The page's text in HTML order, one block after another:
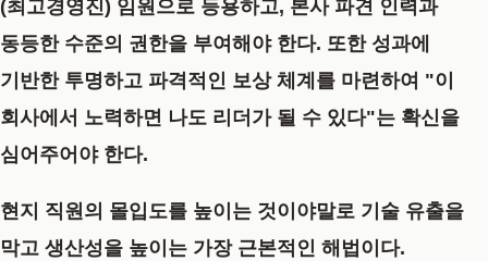
(최고경영진) 임원으로 등용하고, 본사 파견 인력과
동등한 수준의 권한을 부여해야 한다. 또한 성과에
기반한 투명하고 파격적인 보상 체계를 마련하여 "이
회사에서 노력하면 나도 리더가 될 수 있다"는 확신을
심어주어야 한다.
현지 직원의 몰입도를 높이는 것이야말로 기술 유출을
막고 생산성을 높이는 가장 근본적인 해법이다.